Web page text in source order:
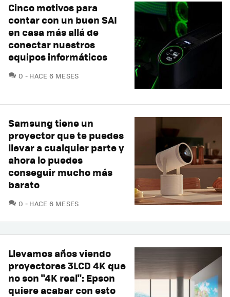
Cinco motivos para
contar con un buen SAI
en casa más allá de
conectar nuestros
equipos informáticos
0 COMENTARIOS
HACE 6 MESES
Samsung tiene un
proyector que te puedes
llevar a cualquier parte y
ahora lo puedes
conseguir mucho más
barato
0 COMENTARIOS
HACE 6 MESES
Llevamos años viendo
proyectores 3LCD 4K que
no son "4K real": Epson
quiere acabar con esto